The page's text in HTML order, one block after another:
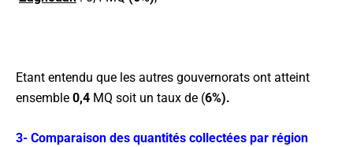
Etant entendu que les autres gouvernorats ont atteint
ensemble 0,4 MQ soit un taux de (6%).
3- Comparaison des quantités collectées par région